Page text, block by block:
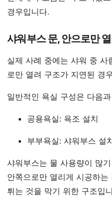
경우입니다.
샤워부스 문, 안으로만
실제 사례 중에는 샤워 중 사
로만 열려 구조가 지연된 경
일반적인 욕실 구성은 다음
공용욕실: 욕조 설치
부부욕실: 샤워부스 설
샤워부스는 물 사용량이 많
안쪽으로만 열리게 시공하
튀는 것을 막기 위한 구조입